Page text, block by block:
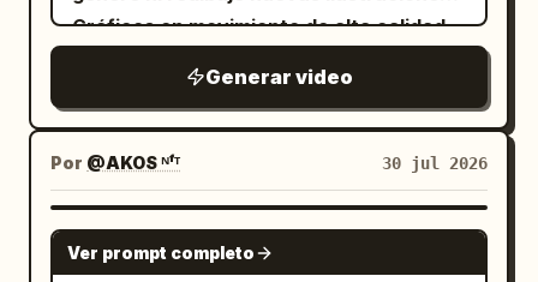
Gráficos en movimiento de alta calidad.
hubiera sido realizado en After Effects.
La atmósfera general es de 'éxito',
'duplicación', 'celebración' y 'alegría'. El
fondo es brillante y espléndido, con luz
dorada, confeti, destellos, partículas y
efectos festivos que danzan
Generar video
Por @AKOS ᴺᶠᵀ 30 jul 2026
GROK IMAGINE
Ver prompt completo